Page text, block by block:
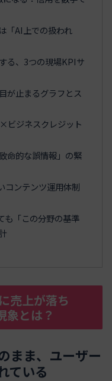
「AI上での扱われ
る、3つの現場KPIサ
が止まるグラフとス
ビジネスクレジット
命的な誤情報」の緊
コンテンツ運用体制
も「この分野の基準
売上が落ち
象とは？
まま、ユーザー
ている